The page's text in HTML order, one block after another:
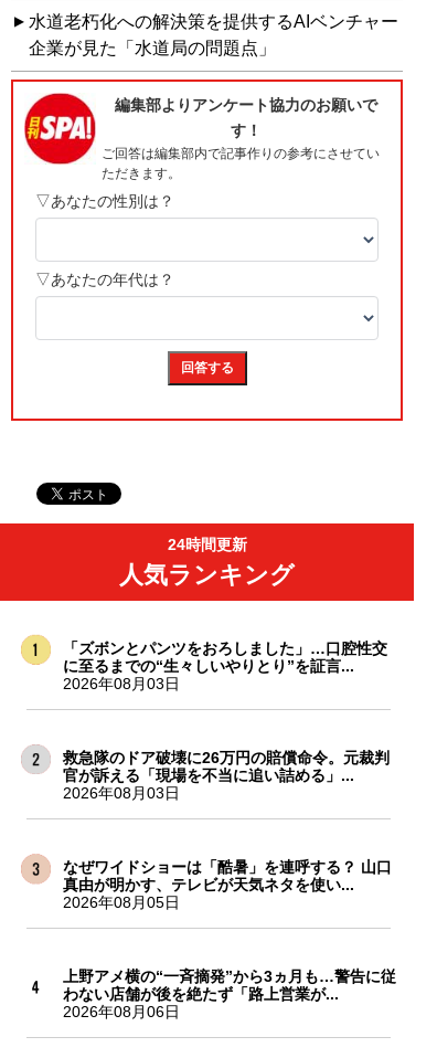
水道老朽化への解決策を提供するAIベンチャー
企業が見た「水道局の問題点」
24時間更新
人気ランキング
「ズボンとパンツをおろしました」…口腔性交
に至るまでの“生々しいやりとり”を証言...
2026年08月03日
救急隊のドア破壊に26万円の賠償命令。元裁判
官が訴える「現場を不当に追い詰める」...
2026年08月03日
なぜワイドショーは「酷暑」を連呼する？ 山口
真由が明かす、テレビが天気ネタを使い...
2026年08月05日
上野アメ横の“一斉摘発”から3ヵ月も…警告に従
わない店舗が後を絶たず「路上営業が...
2026年08月06日